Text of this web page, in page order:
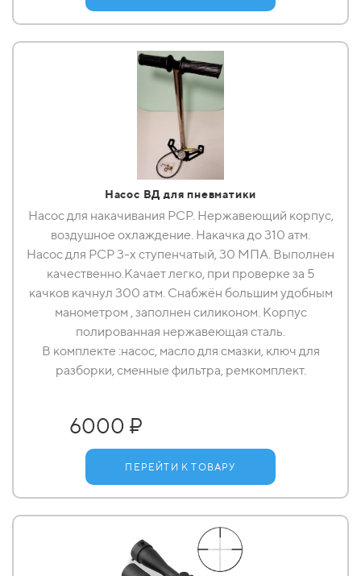
Насос ВД для пневматики
Насос для накачивания РСР. Нержавеющий корпус,
воздушное охлаждение. Накачка до 310 атм.
Насос для РСР 3-х ступенчатый, 30 МПА. Выполнен
качественно.Качает легко, при проверке за 5
качков качнул 300 атм. Снабжён большим удобным
манометром , заполнен силиконом. Корпус
полированная нержавеющая сталь.
В комплекте :насос, масло для смазки, ключ для
разборки, сменные фильтра, ремкомплект.
6000 ₽
ПЕРЕЙТИ К ТОВАРУ